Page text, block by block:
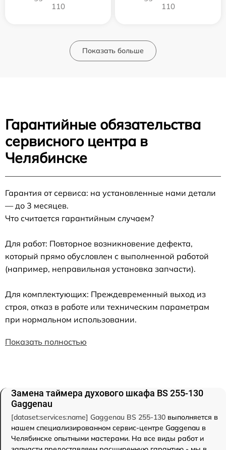
110
110
Показать больше
Гарантийные обязательства
сервисного центра в
Челябинске
Гарантия от сервиса: на установленные нами детали
— до 3 месяцев.
Что считается гарантийным случаем?
Для работ: Повторное возникновение дефекта,
который прямо обусловлен с выполненной работой
(например, неправильная установка запчасти).
Для комплектующих: Преждевременный выход из
строя, отказ в работе или техническим параметрам
при нормальном использовании.
Показать полностью
Замена таймера духового шкафа BS 255-130
Gaggenau
[dataset:services:name] Gaggenau BS 255-130 выполняется в
нашем специализированном сервис-центре Gaggenau в
Челябинске опытными мастерами. На все виды работ и